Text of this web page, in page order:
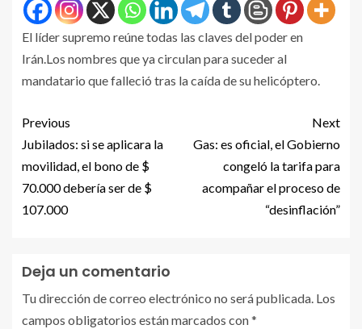
El líder supremo reúne todas las claves del poder en
Irán.Los nombres que ya circulan para suceder al
mandatario que falleció tras la caída de su helicóptero.
Previous
Jubilados: si se aplicara la
movilidad, el bono de $
70.000 debería ser de $
107.000
Next
Gas: es oficial, el Gobierno
congeló la tarifa para
acompañar el proceso de
“desinflación”
Deja un comentario
Tu dirección de correo electrónico no será publicada. Los
campos obligatorios están marcados con*